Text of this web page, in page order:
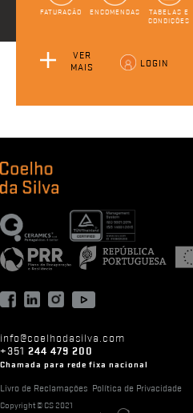
FATURAÇÃO ENCOMENDAS
TABELAS E
CONDIÇÕES
VER
MAIS
LOGIN
info@coelhodasilva.com
+351 244 479 200
Chamada para rede fixa nacional
Livro de Reclamações Política de Privacidade
Copyright © CS 2021